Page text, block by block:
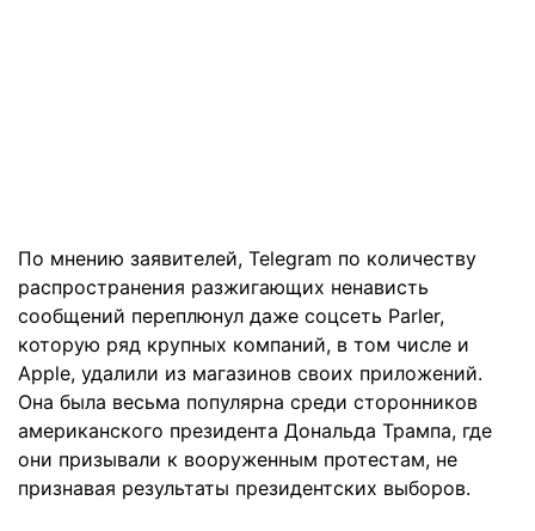
По мнению заявителей, Telegram по количеству
распространения разжигающих ненависть
сообщений переплюнул даже соцсеть Parler,
которую ряд крупных компаний, в том числе и
Apple, удалили из магазинов своих приложений.
Она была весьма популярна среди сторонников
американского президента Дональда Трампа, где
они призывали к вооруженным протестам, не
признавая результаты президентских выборов.